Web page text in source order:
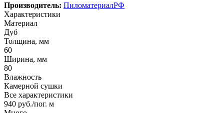
Производитель: ПиломатериалРФ
Характеристики
Материал
Дуб
Толщина, мм
60
Ширина, мм
80
Влажность
Камерной сушки
Все характеристики
940 руб./пог. м